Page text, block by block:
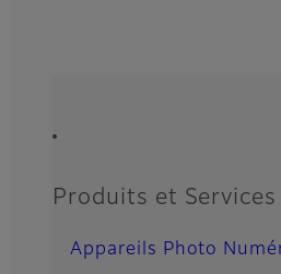
Footer
Quick Links
Produits et Services
Appareils Photo